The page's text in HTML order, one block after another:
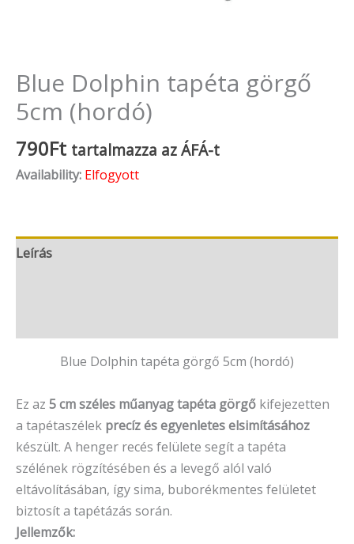
Blue Dolphin tapéta görgő
5cm (hordó)
790Ft tartalmazza az ÁFÁ-t
Availability: Elfogyott
Leírás
Blue Dolphin tapéta görgő 5cm (hordó)
Ez az 5 cm széles műanyag tapéta görgő kifejezetten
a tapétaszélek precíz és egyenletes elsimításához
készült. A henger recés felülete segít a tapéta
szélének rögzítésében és a levegő alól való
eltávolításában, így sima, buborékmentes felületet
biztosít a tapétázás során.
Jellemzők: